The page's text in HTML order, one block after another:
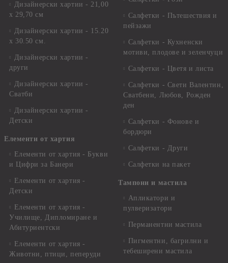
Дизайнерски хартии - 21,00
х 29,70 см
Дизайнерски хартии - 15.20
x 30.50 см.
Дизайнерски хартии -
други
Дизайнерски хартии -
Сватби
Дизайнерски хартии -
Детски
Елементи от хартия
Елементи от хартия - Букви
и Цифри за Банери
Елементи от хартия -
Детски
Елементи от хартия -
Училище, Дипломиране и
Абитуриентски
Елементи от хартия -
Животни, птици, пеперуди
Салфетки - Пътешествия и
пейзажи
Салфетки - Кухненски
мотиви, плодове и зеленчуци
Салфетки - Цветя и листа
Салфетки - Свети Валентин,
Сватбени, Любов, Рожден
ден
Салфетки - Фонове и
бордюри
Салфетки - Други
Салфетки на пакет
Тампони и мастила
Апликатори и
пулверизатори
Перманентни мастила
Пигментни, багрилни и
тебеширени мастила